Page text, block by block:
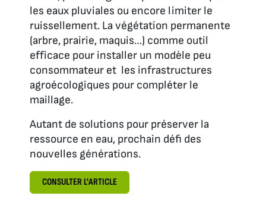
les eaux pluviales ou encore limiter le
ruissellement. La végétation permanente
(arbre, prairie, maquis…) comme outil
efficace pour installer un modèle peu
consommateur et les infrastructures
agroécologiques pour compléter le
maillage.
Autant de solutions pour préserver la
ressource en eau, prochain défi des
nouvelles générations.
CONSULTER L'ARTICLE